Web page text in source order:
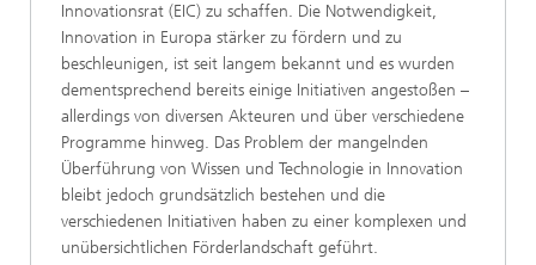
Innovationsrat (EIC) zu schaffen. Die Notwendigkeit,
Innovation in Europa stärker zu fördern und zu
beschleunigen, ist seit langem bekannt und es wurden
dementsprechend bereits einige Initiativen angestoßen –
allerdings von diversen Akteuren und über verschiedene
Programme hinweg. Das Problem der mangelnden
Überführung von Wissen und Technologie in Innovation
bleibt jedoch grundsätzlich bestehen und die
verschiedenen Initiativen haben zu einer komplexen und
unübersichtlichen Förderlandschaft geführt.